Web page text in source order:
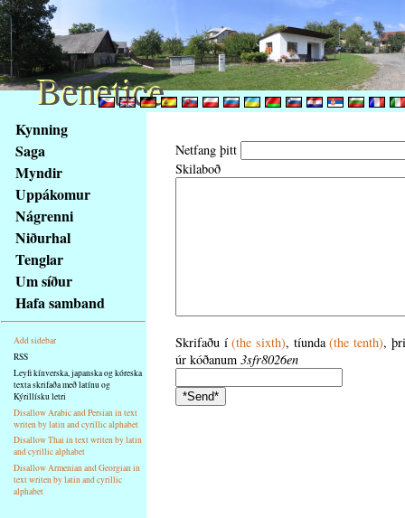
obsah
stránky
Klávesové
zkratky
tomto
webu
základní
Hlavní
strana
Kynning
Saga
Myndir
Uppákomur
Nágrenni
Niðurhal
Tenglar
Um síður
Hafa samband
Add sidebar
RSS
Leyfi kínverska, japanska og kóreska
texta skrifaða með latínu og
Kýrillísku letri
Disallow Arabic and Persian in text
writen by latin and cyrillic alphabet
Disallow Thai in text writen by latin
and cyrillic alphabet
Disallow Armenian and Georgian in
text writen by latin and cyrillic
alphabet
Netfang þitt
Skilaboð
Skrifaðu í(the sixth), tíunda(the tenth),
úr kóðanum 3sfr8026en
Benetice
Benetice